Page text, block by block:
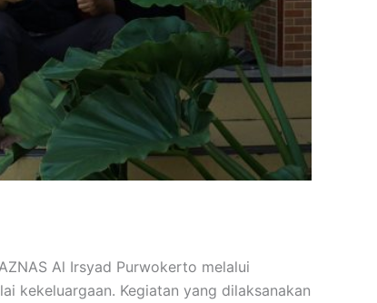
Al Irsyad Purwokerto melalui
kekeluargaan. Kegiatan yang dilaksanakan